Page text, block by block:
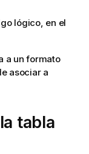
lógico, en el
a un formato
asociar a
tabla